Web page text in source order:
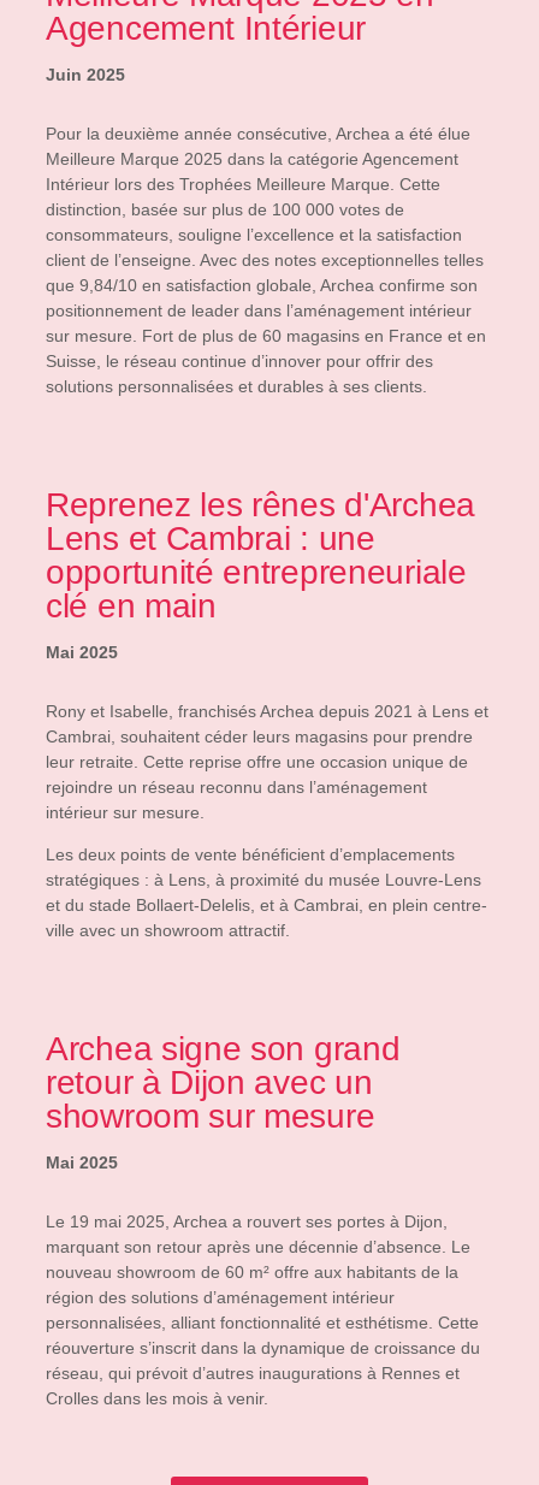
Agencement Intérieur
Juin 2025
Pour la deuxième année consécutive, Archea a été élue
Meilleure Marque 2025 dans la catégorie Agencement
Intérieur lors des Trophées Meilleure Marque. Cette
distinction, basée sur plus de 100 000 votes de
consommateurs, souligne l’excellence et la satisfaction
client de l’enseigne. Avec des notes exceptionnelles telles
que 9,84/10 en satisfaction globale, Archea confirme son
positionnement de leader dans l’aménagement intérieur
sur mesure. Fort de plus de 60 magasins en France et en
Suisse, le réseau continue d’innover pour offrir des
solutions personnalisées et durables à ses clients.
Reprenez les rênes d'Archea
Lens et Cambrai : une
opportunité entrepreneuriale
clé en main
Mai 2025
Rony et Isabelle, franchisés Archea depuis 2021 à Lens et
Cambrai, souhaitent céder leurs magasins pour prendre
leur retraite. Cette reprise offre une occasion unique de
rejoindre un réseau reconnu dans l’aménagement
intérieur sur mesure.
Les deux points de vente bénéficient d’emplacements
stratégiques : à Lens, à proximité du musée Louvre-Lens
et du stade Bollaert-Delelis, et à Cambrai, en plein centre-
ville avec un showroom attractif.
Archea signe son grand
retour à Dijon avec un
showroom sur mesure
Mai 2025
Le 19 mai 2025, Archea a rouvert ses portes à Dijon,
marquant son retour après une décennie d’absence. Le
nouveau showroom de 60 m² offre aux habitants de la
région des solutions d’aménagement intérieur
personnalisées, alliant fonctionnalité et esthétisme. Cette
réouverture s’inscrit dans la dynamique de croissance du
réseau, qui prévoit d’autres inaugurations à Rennes et
Crolles dans les mois à venir.